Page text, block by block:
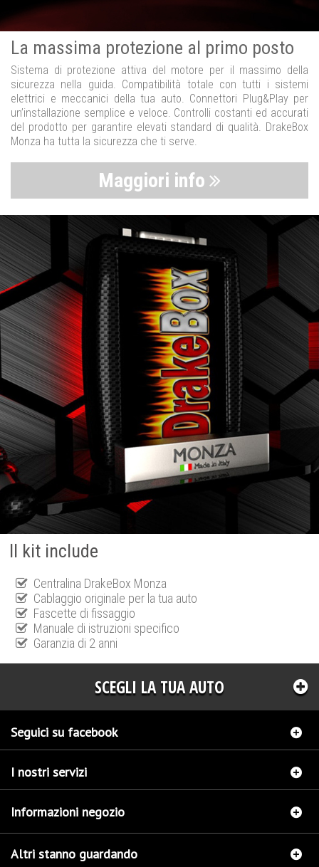
La massima protezione al primo posto
Sistema di protezione attiva del motore per il massimo della
sicurezza nella guida. Compatibilità totale con tutti i sistemi
elettrici e meccanici della tua auto. Connettori Plug&Play per
un’installazione semplice e veloce. Controlli costanti ed accurati
del prodotto per garantire elevati standard di qualità. DrakeBox
Monza ha tutta la sicurezza che ti serve.
Maggiori info
Il kit include
Centralina DrakeBox Monza
Cablaggio originale per la tua auto
Fascette di fissaggio
Manuale di istruzioni specifico
Garanzia di 2 anni
SCEGLI LA TUA AUTO
Seguici su facebook
I nostri servizi
Informazioni negozio
Altri stanno guardando